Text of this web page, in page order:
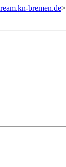
bremen.de>